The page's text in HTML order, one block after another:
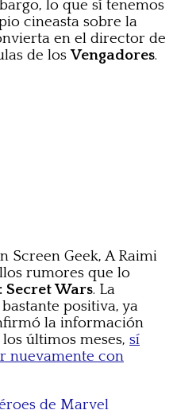
lo que sí tenemos
cineasta sobre la
en el director de
de losVengadores.
Screen Geek, A Raimi
rumores que lo
Secret Wars. La
positiva, ya
la información
últimos meses, sí
nuevamente con
de Marvel